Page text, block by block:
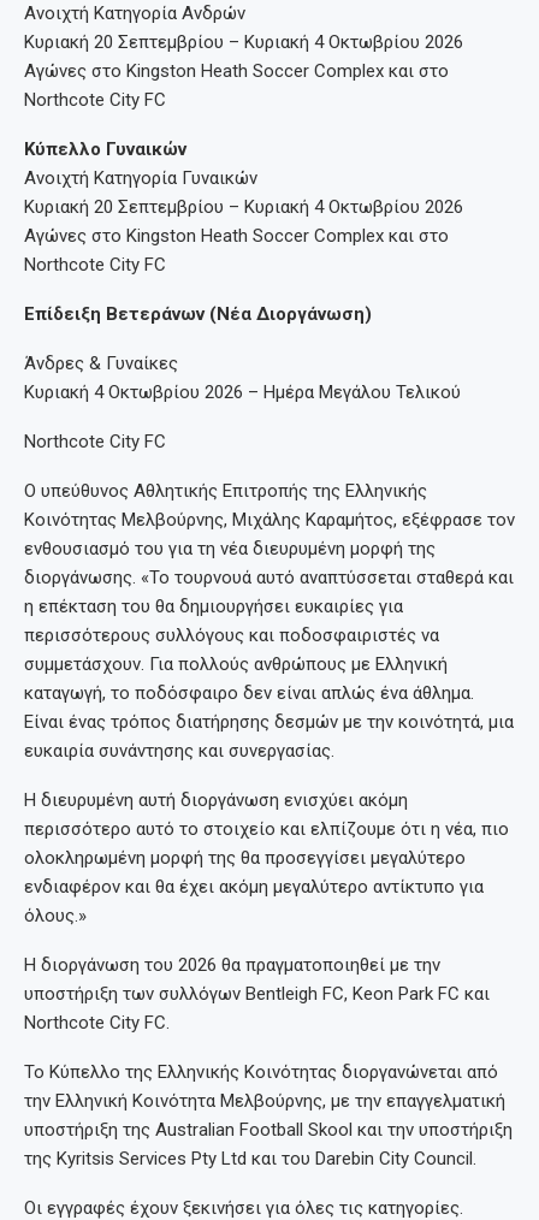
Ανοιχτή Κατηγορία Ανδρών
Κυριακή 20 Σεπτεμβρίου – Κυριακή 4 Οκτωβρίου 2026
Αγώνες στο Kingston Heath Soccer Complex και στο
Northcote City FC
Κύπελλο Γυναικών
Ανοιχτή Κατηγορία Γυναικών
Κυριακή 20 Σεπτεμβρίου – Κυριακή 4 Οκτωβρίου 2026
Αγώνες στο Kingston Heath Soccer Complex και στο
Northcote City FC
Επίδειξη Βετεράνων (Νέα Διοργάνωση)
Άνδρες & Γυναίκες
Κυριακή 4 Οκτωβρίου 2026 – Ημέρα Μεγάλου Τελικού
Northcote City FC
Ο υπεύθυνος Αθλητικής Επιτροπής της Ελληνικής
Κοινότητας Μελβούρνης, Μιχάλης Καραμήτος, εξέφρασε τον
ενθουσιασμό του για τη νέα διευρυμένη μορφή της
διοργάνωσης. «Το τουρνουά αυτό αναπτύσσεται σταθερά και
η επέκταση του θα δημιουργήσει ευκαιρίες για
περισσότερους συλλόγους και ποδοσφαιριστές να
συμμετάσχουν. Για πολλούς ανθρώπους με Ελληνική
καταγωγή, το ποδόσφαιρο δεν είναι απλώς ένα άθλημα.
Είναι ένας τρόπος διατήρησης δεσμών με την κοινότητά, μια
ευκαιρία συνάντησης και συνεργασίας.
Η διευρυμένη αυτή διοργάνωση ενισχύει ακόμη
περισσότερο αυτό το στοιχείο και ελπίζουμε ότι η νέα, πιο
ολοκληρωμένη μορφή της θα προσεγγίσει μεγαλύτερο
ενδιαφέρον και θα έχει ακόμη μεγαλύτερο αντίκτυπο για
όλους.»
Η διοργάνωση του 2026 θα πραγματοποιηθεί με την
υποστήριξη των συλλόγων Bentleigh FC, Keon Park FC και
Northcote City FC.
Το Κύπελλο της Ελληνικής Κοινότητας διοργανώνεται από
την Ελληνική Κοινότητα Μελβούρνης, με την επαγγελματική
υποστήριξη της Australian Football Skool και την υποστήριξη
της Kyritsis Services Pty Ltd και του Darebin City Council.
Οι εγγραφές έχουν ξεκινήσει για όλες τις κατηγορίες.